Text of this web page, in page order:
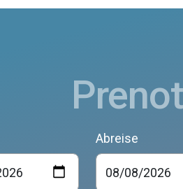
Abreise